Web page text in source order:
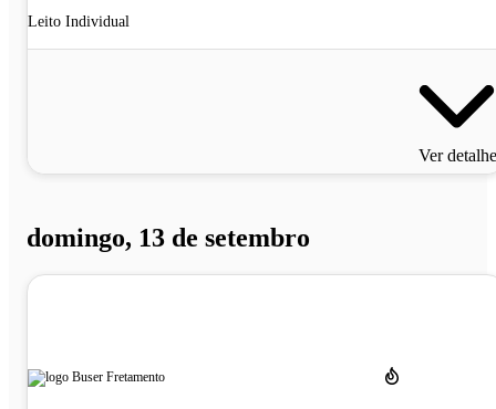
Leito Individual
Ver
domingo, 13 de setembro